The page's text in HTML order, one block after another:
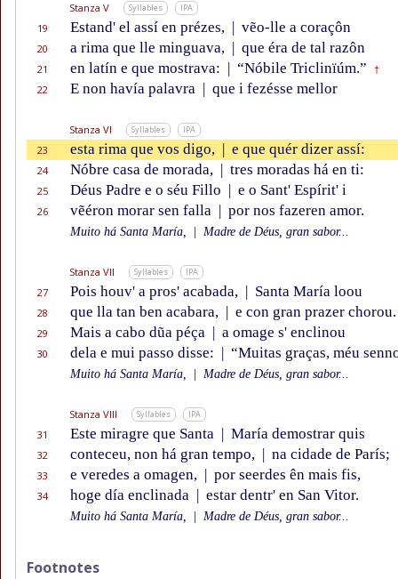
Stanza V Syllables IPA
19 Estand' el assí en prézes, | vẽo-lle a coraçôn
20 a rima que lle minguava, | que éra de tal razôn
21 en latín e que mostrava: | “Nóbile Triclinïúm.” †
22 E non havía palavra | que i fezésse mellor
Stanza VI Syllables IPA
23 esta rima que vos digo, | e que quér dizer assí:
24 Nóbre casa de morada, | tres moradas há en ti:
25 Déus Padre e o séu Fillo | e o Sant' Espírit' i
26 vẽéron morar sen falla | por nos fazeren amor.
Muito há Santa María, Madre de Déus, gran sabor...
Stanza VII Syllables IPA
27 Pois houv' a pros' acabada, | Santa María loou
28 que lla tan ben acabara, | e con gran prazer chorou.
29 Mais a cabo dũa péça | a omage s' enclinou
30 dela e mui passo disse: | “Muitas graças, méu
Muito há Santa María, Madre de Déus, gran sabor...
Stanza VIII Syllables IPA
31 Este miragre que Santa | María demostrar quis
32 conteceu, non há gran tempo, | na cidade de París;
33 e veredes a omagen, | por seerdes ên mais fis,
34 hoge día enclinada | estar dentr' en San Vitor.
Muito há Santa María, Madre de Déus, gran sabor...
Footnotes